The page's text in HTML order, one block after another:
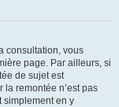
consultation, vous
page. Par ailleurs, si
de sujet est
la remontée n’est pas
simplement en y